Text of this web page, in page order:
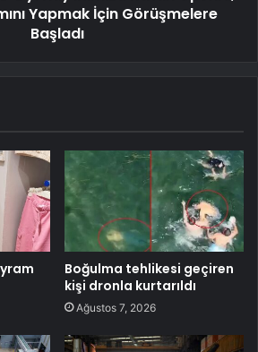
Yapmak İçin Görüşmelere
Başladı
Boğulma tehlikesi geçiren
kişi dronla kurtarıldı
Ağustos 7, 2026